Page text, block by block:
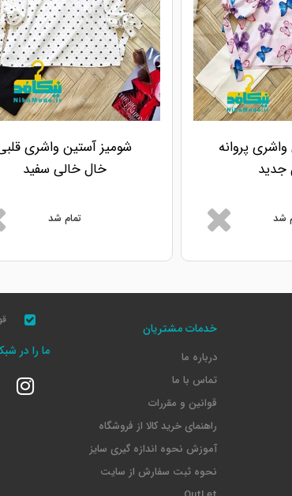
پروانه
شد
شومیز آستین واشری
خال خالی سفید
تمام شد
خدمات مشتریان
درباره ما
تماس با ما
قوانین و مقررات
راهنمای خرید کالا از فروشگاه
آموزش نحوه اندازه گیری سایز
نحوه ثبت سفارش از سایت
ما را در